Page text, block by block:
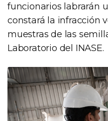
funcionarios labrarán
constará la infracción
muestras de las
Laboratorio del INASE.